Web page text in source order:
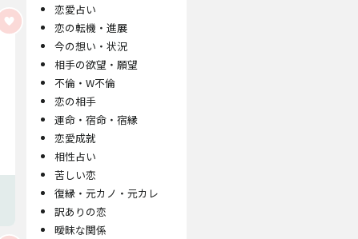
恋愛占い
恋の転機・進展
今の想い・状況
相手の欲望・願望
不倫・W不倫
恋の相手
運命・宿命・宿縁
恋愛成就
相性占い
苦しい恋
復縁・元カノ・元カレ
訳ありの恋
曖昧な関係